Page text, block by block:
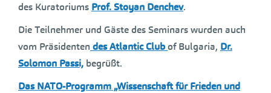
des Kuratoriums Prof. Stoyan Denchev.
Die Teilnehmer und Gäste des Seminars wurden auch
vom Präsidenten des Atlantic Clubof Bulgaria, Dr.
Solomon Passi, begrüßt.
Das NATO-Programm „Wissenschaft für Frieden und